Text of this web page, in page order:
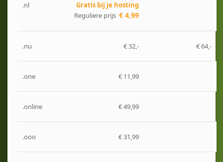
.nl
Gratis bij je hosting
Reguliere prijs € 4,99
.nu € 32,- € 64,-
.one € 11,99
.online € 49,99
.ooo € 31,99